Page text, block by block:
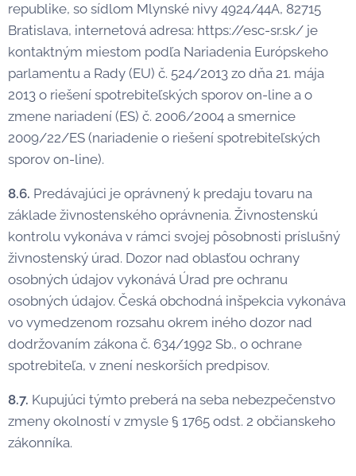
republike, so sídlom Mlynské nivy 4924/44A, 82715
Bratislava, internetová adresa: https://esc-sr.sk/ je
kontaktným miestom podľa Nariadenia Európskeho
parlamentu a Rady (EU) č. 524/2013 zo dňa 21. mája
2013 o riešení spotrebiteľských sporov on-line a o
zmene nariadení (ES) č. 2006/2004 a smernice
2009/22/ES (nariadenie o riešení spotrebiteľských
sporov on-line).
8.6. Predávajúci je oprávnený k predaju tovaru na
základe živnostenského oprávnenia. Živnostenskú
kontrolu vykonáva v rámci svojej pôsobnosti príslušný
živnostenský úrad. Dozor nad oblasťou ochrany
osobných údajov vykonává Úrad pre ochranu
osobných údajov. Česká obchodná inšpekcia vykonáva
vo vymedzenom rozsahu okrem iného dozor nad
dodržovaním zákona č. 634/1992 Sb., o ochrane
spotrebiteľa, v znení neskorších predpisov.
8.7. Kupujúci týmto preberá na seba nebezpečenstvo
zmeny okolností v zmysle § 1765 odst. 2 občianskeho
zákonníka.